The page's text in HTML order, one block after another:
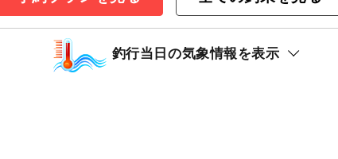
マイカ（ケンサキイカ）
釣行当日の気象情報を表示